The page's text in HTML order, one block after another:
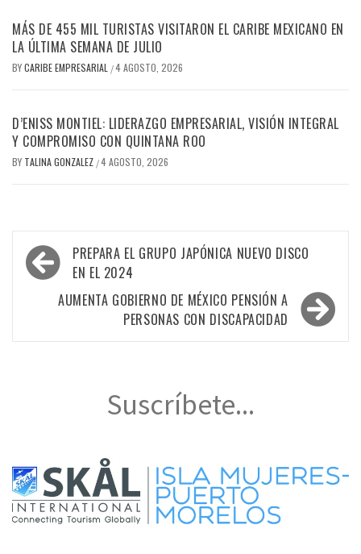
MÁS DE 455 MIL TURISTAS VISITARON EL CARIBE MEXICANO EN
LA ÚLTIMA SEMANA DE JULIO
BYCARIBE EMPRESARIAL /4 AGOSTO, 2026
D’ENISS MONTIEL: LIDERAZGO EMPRESARIAL, VISIÓN INTEGRAL
Y COMPROMISO CON QUINTANA ROO
BY TALINA GONZALEZ /4 AGOSTO, 2026
Navegación
de
entradas
PREPARA EL GRUPO JAPÓNICA NUEVO DISCO
EN EL 2024
AUMENTA GOBIERNO DE MÉXICO PENSIÓN A
PERSONAS CON DISCAPACIDAD
Suscríbete...